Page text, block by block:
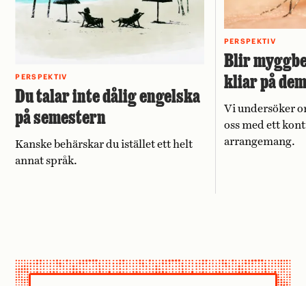
PERSPEKTIV
Du talar inte dålig engelska
på semestern
Kanske behärskar du istället ett helt
annat språk.
PERSPEKTIV
Blir
kliar på
Vi undersöker
oss med ett
arrangemang.